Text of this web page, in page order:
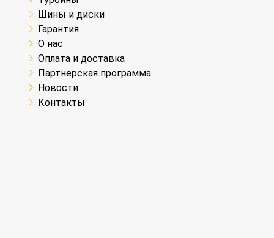
Шины и диски
Гарантия
О нас
Оплата и доставка
Партнерская программа
Новости
Контакты